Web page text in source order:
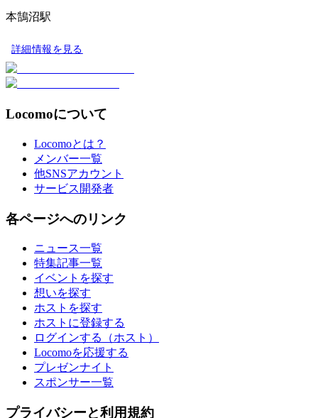
本鵠沼駅
詳細情報を見る
Locomoについて
Locomoとは？
メンバー一覧
他SNSアカウント
サービス開発者
各ページへのリンク
ニュース一覧
特集記事一覧
イベントを探す
想いを探す
ホストを探す
ホストに登録する
ログインする（ホスト）
Locomoを応援する
プレゼンナイト
スポンサー一覧
プライバシーと利用規約